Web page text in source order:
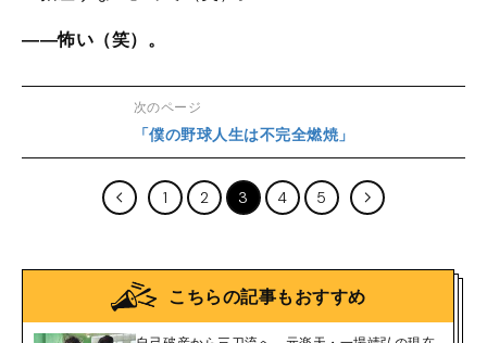
――怖い（笑）。
次のページ
「僕の野球人生は不完全燃焼」
1 2 3 4 5
こちらの記事もおすすめ